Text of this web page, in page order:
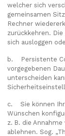
welcher sich
gemeinsamen
Rechner
zurückkehren.
sich ausloggen
b. Persistente
vorgegebenen
unterscheiden
c. Sie können
Wünschen
z. B. die
ablehnen. Sog.